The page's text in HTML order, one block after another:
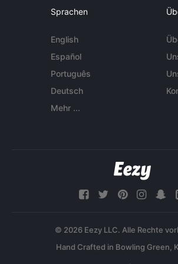
Sprachen
English
Español
Português
Deutsch
Mehr ...
© 2026 Eezy LLC. Alle Rechte